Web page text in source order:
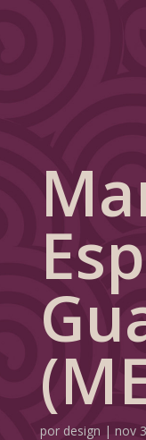
por design | nov